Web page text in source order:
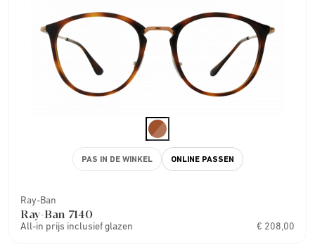
Ray-Ban
Ray-Ban 7140
All-in prijs inclusief glazen € 208,00
PAS IN DE WINKEL ONLINE PASSEN